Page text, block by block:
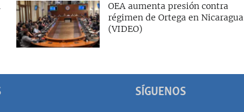
OEA aumenta presión contra
régimen de Ortega en Nicaragua
(VIDEO)
SÍGUENOS